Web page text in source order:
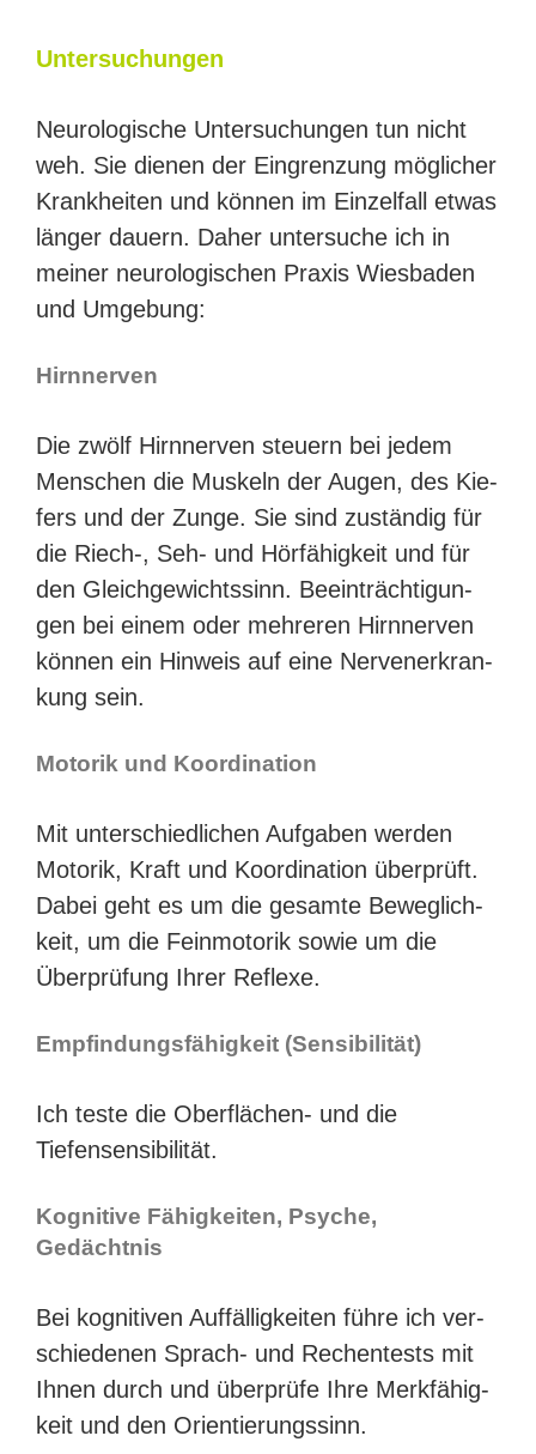
Unter­su­chun­gen
Neu­ro­lo­gi­sche Unter­su­chun­gen tun nicht
weh. Sie die­nen der Ein­gren­zung mög­li­cher
Krank­hei­ten und kön­nen im Ein­zel­fall etwas
län­ger dau­ern. Daher unter­su­che ich in
mei­ner neurologischen Praxis Wies­ba­den
und Umgebung:
Hirn­ner­ven
Die zwölf Hirn­ner­ven steu­ern bei jedem
Men­schen die Mus­keln der Augen, des Kie­
fers und der Zun­ge. Sie sind zustän­dig für
die Riech‑, Seh- und Hör­fä­hig­keit und für
den Gleich­ge­wichts­sinn. Beein­träch­ti­gun­
gen bei einem oder meh­re­ren Hirn­ner­ven
kön­nen ein Hin­weis auf eine Ner­ven­er­kran­
kung sein.
Moto­rik und Koordination
Mit unter­schied­li­chen Auf­ga­ben wer­den
Moto­rik, Kraft und Koor­di­na­ti­on über­prüft.
Dabei geht es um die gesam­te Beweg­lich­
keit, um die Fein­mo­to­rik sowie um die
Über­prü­fung Ihrer Reflexe.
Emp­fin­dungs­fä­hig­keit (Sen­si­bi­li­tät)
Ich tes­te die Oberflächen- und die
Tiefensensibilität.
Kogni­ti­ve Fähig­kei­ten, Psy­che,
Gedächtnis
Bei kogni­ti­ven Auf­fäl­lig­kei­ten füh­re ich ver­
schie­de­nen Sprach- und Rechen­tests mit
Ihnen durch und über­prü­fe Ihre Merk­fä­hig­
keit und den Orientierungssinn.